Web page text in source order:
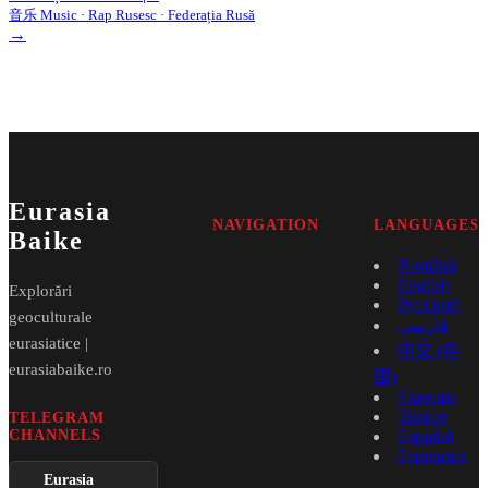
音乐 Music · Rap Rusesc · Federația Rusă
→
Eurasia
Baike
Explorări
geoculturale
eurasiatice |
eurasiabaike.ro
TELEGRAM
CHANNELS
Eurasia
NAVIGATION LANGUAGES
Română
English
Русский
فارسی
中文 (中
国)
Français
Türkçe
Español
Esperanto